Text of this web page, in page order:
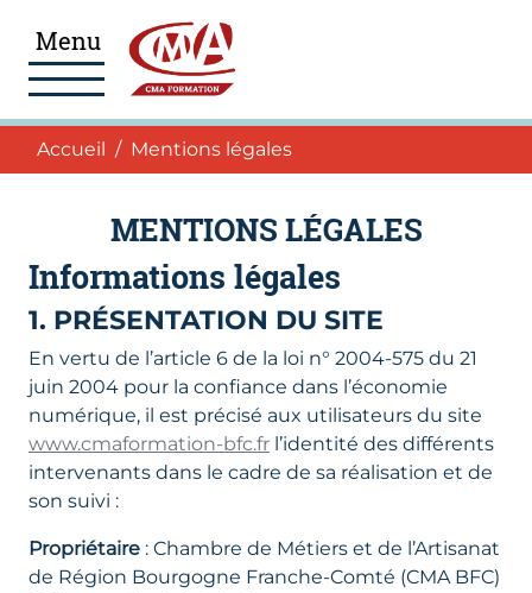
Accéder au contenu
Menu
Navigation
Accueil
Accueil Mentions légales
MENTIONS LÉGALES
Informations légales
1. PRÉSENTATION DU SITE
En vertu de l’article 6 de la loi n° 2004-575 du 21
juin 2004 pour la confiance dans l’économie
numérique, il est précisé aux utilisateurs du site
www.cmaformation-bfc.fr l’identité des différents
intervenants dans le cadre de sa réalisation et de
son suivi :
Propriétaire : Chambre de Métiers et de l’Artisanat
de Région Bourgogne Franche-Comté (CMA BFC)